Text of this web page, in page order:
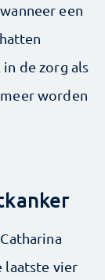
een
de zorg als
worden
laatste vier